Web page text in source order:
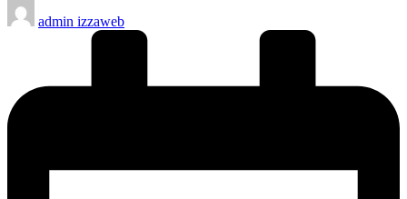
Posted
by
admin izzaweb